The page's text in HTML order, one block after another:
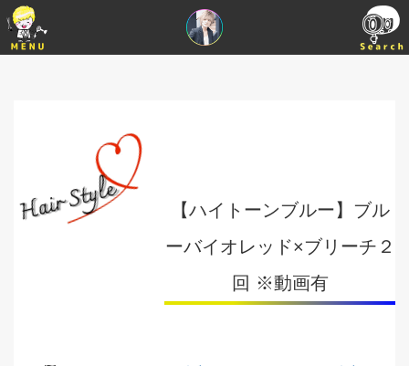
【ハイトーンブルー】ブル
ーバイオレッド×ブリーチ２
回 ※動画有